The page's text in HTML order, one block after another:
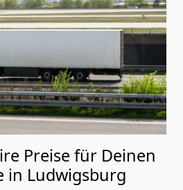
Preise für Deinen
in Ludwigsburg